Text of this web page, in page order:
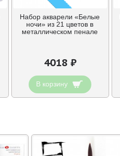
Набор акварели «Белые
ночи» из 21 цветов в
металлическом пенале
4018 ₽
В корзину